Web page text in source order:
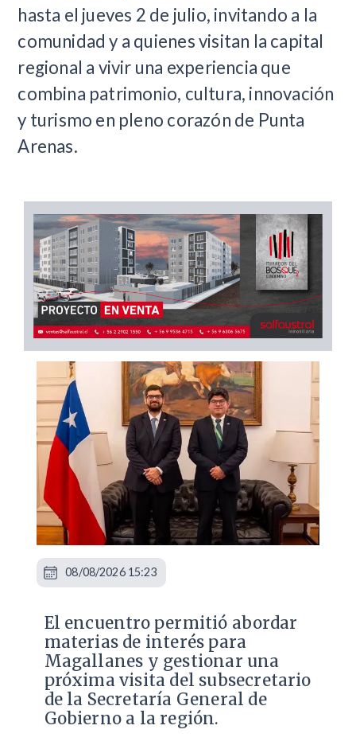
hasta el jueves 2 de julio, invitando a la
comunidad y a quienes visitan la capital
regional a vivir una experiencia que
combina patrimonio, cultura, innovación
y turismo en pleno corazón de Punta
Arenas.
El encuentro permitió abordar
materias de interés para
Magallanes y gestionar una
próxima visita del subsecretario
de la Secretaría General de
Gobierno a la región.
08/08/2026 15:23